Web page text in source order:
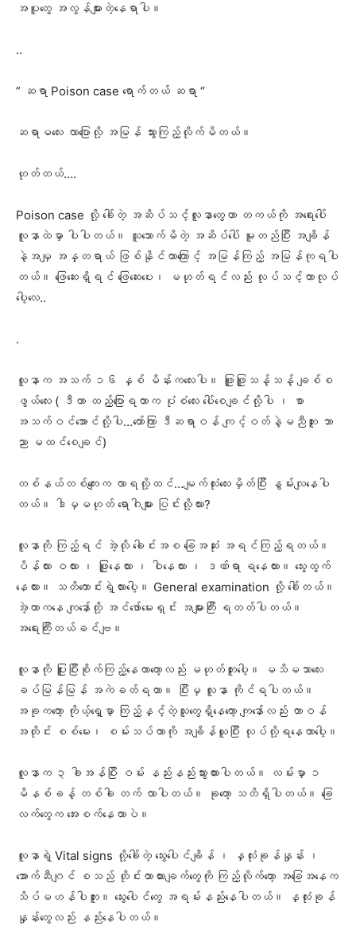
အပူတွေ အလွန်များ‌တဲ့နေရာပါ။
..
” ဆရာ Poison case ရောက်တယ် ဆရာ “
ဆရာမလေး လာပြောလို့ အမြန် သွားကြည့်လိုက်မိတယ်။
ဟုတ်တယ်….
Poison case လို့ ခေါ်တဲ့ အဆိပ်သင့်လူနာတွေဟာ တကယ်ကို အရေးပေါ်
လူနာထဲမှာ ပါပါတယ်။ သူသောက်မိတဲ့ အဆိပ်ပေါ် မူတည်ပြီး အချိန်
နဲ့အမျှ အန္တရာယ် ဖြစ်နိုင်တာကြောင့် အမြန်ကြည့် အမြန်ကုရပါ
တယ်။ ဖြေဆေးရှိရင် ဖြေဆေးပေး၊ မဟုတ်ရင်လည်း လုပ်သင့်တာ‌လုပ်
ပေါ့လေ..
.
လူနာက အသက် ၁၆ နှစ် မိန်းကလေးပါ။ ဖြူဖြူသန့်သန့် ချစ်စ
ဖွယ်လေး ( ဒီဟာ ထည့်ပြောရတာက ပုံစံလေး ပေါ်စေချင်လို့ပါ ၊ စာ
အသက်ဝင်‌အောင်လို့ပါ…တော်ကြာ ဒီဆရာဝန် ကျင့်ဝတ်နဲ့မညီဘူး ဘာ
ညာ မထင်စေချင်)
တစ်နယ်တစ်ကျေးက လာရလို့ထင်…မျက်လုံးလေးမှိတ်ပြီး နွမ်းလျနေပါ
တယ်။ ဒါမှမဟုတ် ရောဂါများ ပြင်းလို့လား?
လူနာကို ကြည့်ရင် အဲ့လို ခေါင်းအစ ခြေအဆုံး အရင်ကြည့်ရတယ်။
ပိန်လား ဝလား ၊ ဖြူနေလား ၊ ဝါနေလား ၊ ဒဏ်ရာ ရနေလား။ သွေးထွက်
နေလား။ သတိကောင်းရဲ့လားပေါ့။ General examination လို့ ခေါ်တယ်။
အဲ့တာကနေ ကျနော်တို့ အင်ဖော်မေးရှင်း အများကြီး ရတတ်ပါတယ်။
အရေးကြီးတယ်ခင်ဗျ။
လူနာကို ပြူးပြီးစိုက်ကြည့်နေတာတော့လည်း မဟုတ်ဘူးပေါ့။ မသိမသာလေး
ခပ်မြန်မြန် အကဲခတ်ရတာ။ ပြီးမှ လူနာ ကိုင်ရပါတယ်။
အခုကတော့ ကိုယ့်ရှေ့မှာ ကြည့်နှင့်တဲ့သူတွေရှိနေတော့ ကျနော်လည်း တာဝန်
အတိုင်း စစ်မေး၊ စမ်းသပ်တာကို အချိန်ယူပြီး လုပ်လို့ရနေတာပေါ့။
လူနာက ၃ ခါအန်ပြီး ဝမ်း နည်းနည်းသွားထားပါတယ်။ လမ်းမှာ ၁
မိနစ်ခန့် တစ်ခါ တက် လာပါတယ်။ ခုတော့ သတိရှိပါတယ်။ ခြေ
လက်တွေက အေးစက်နေတာပဲ။
လူနာရဲ့ Vital signs လို့ခေါ်တဲ့ သွေးပေါင်ချိန် ၊ နှလုံးခုန်နှုန်း ၊
အောက်ဆီဂျင် စသည် တိုင်းတာထားချက်တွေကို ကြည့်လိုက်တော့ အခြေအနေ‌က
သိပ်မဟန်ပါဘူး။ သွေးပေါင်တွေ အရမ်းနည်းနေပါတယ်။ နှလုံးခုန်
နှုန်းတွေလည်း နည်းနေပါတယ်။